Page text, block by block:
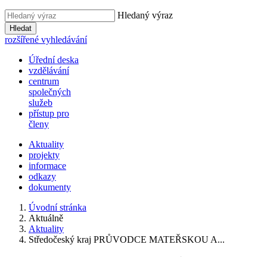
Hledaný výraz
Hledat
rozšířené vyhledávání
Úřední deska
vzdělávání
centrum
společných
služeb
přístup pro
členy
Aktuality
projekty
informace
odkazy
dokumenty
Úvodní stránka
Aktuálně
Aktuality
Středočeský kraj PRŮVODCE MATEŘSKOU A...